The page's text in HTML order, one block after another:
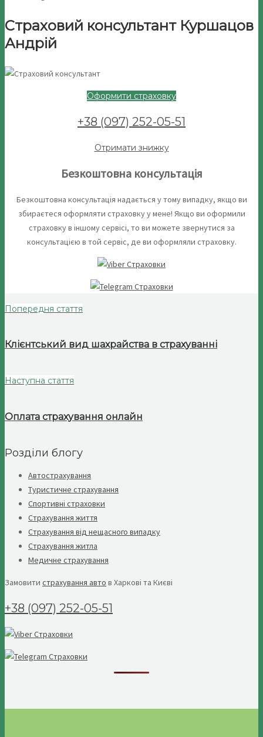
Страховий консультант Куршацов
Андрій
Оформити страховку
+38 (097) 252-05-51
Отримати знижку
Безкоштовна консультація
Безкоштовна консультація надається у тому випадку, якщо ви
збираєтеся оформляти страховку у мене! Якщо ви оформили
страховку в іншому сервісі, то ви можете звернутися за
консультацією в той сервіс, де ви оформляли страховку.
Попередня стаття
Клієнтський вид шахрайства в страхуванні
Наступна стаття
Оплата страхування онлайн
Розділи блогу
Автострахування
Туристичне страхування
Спортивні страховки
Страхування життя
Страхування від нещасного випадку
Страхування житла
Медичне страхування
Замовити страхування авто в Харкові та Києві
+38 (097) 252-05-51